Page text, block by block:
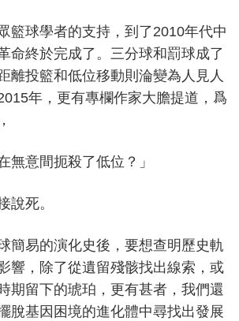
籃球學者的支持，到了2010年代中
命終於完成了。三分球和罰球成了
離投籃和低位移動則淪變為人見人
年，更有專欄作家大膽提道，爲
無意間扼殺了低位？」
說死。
簡易的演化史後，要想查明歷史軌
響，除了從遺留殘骸找出線索，或
期留下的琥珀，更有甚者，我們還
脫基因困境的進化體中尋找出發展